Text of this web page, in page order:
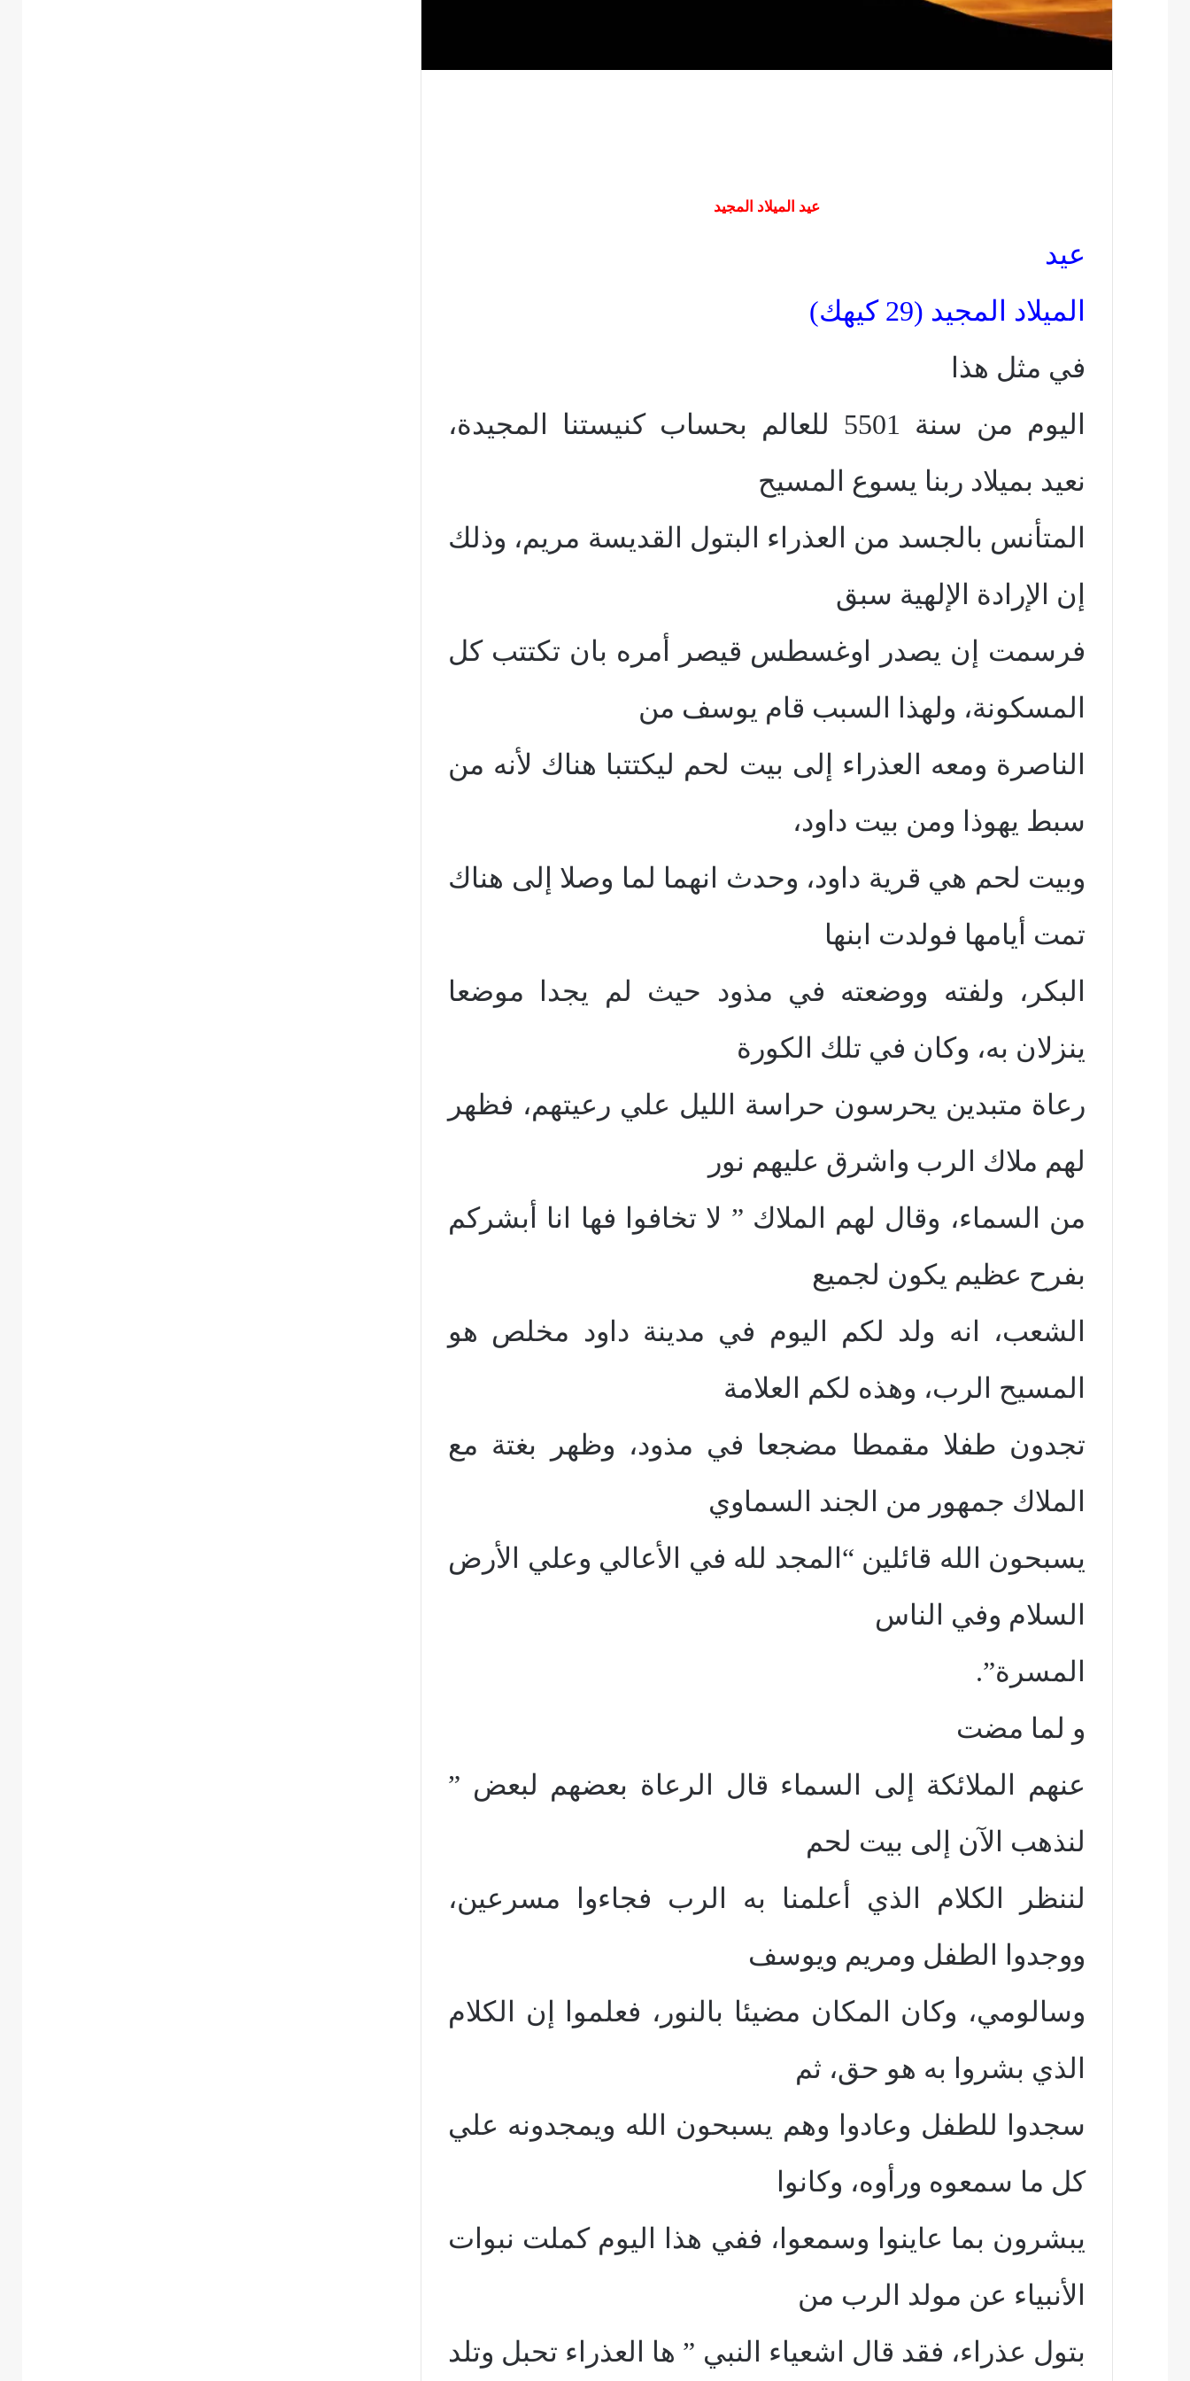
عيد الميلاد المجيد
عيد
الميلاد المجيد (29 كيهك)
في مثل هذا
اليوم من سنة 5501 للعالم بحساب كنيستنا المجيدة،
نعيد بميلاد ربنا يسوع المسيح
المتأنس بالجسد من العذراء البتول القديسة مريم، وذلك
إن الإرادة الإلهية سبق
فرسمت إن يصدر اوغسطس قيصر أمره بان تكتتب كل
المسكونة، ولهذا السبب قام يوسف من
الناصرة ومعه العذراء إلى بيت لحم ليكتتبا هناك لأنه من
سبط يهوذا ومن بيت داود،
وبيت لحم هي قرية داود، وحدث انهما لما وصلا إلى هناك
تمت أيامها فولدت ابنها
البكر، ولفته ووضعته في مذود حيث لم يجدا موضعا
ينزلان به، وكان في تلك الكورة
رعاة متبدين يحرسون حراسة الليل علي رعيتهم، فظهر
لهم ملاك الرب واشرق عليهم نور
من السماء، وقال لهم الملاك ” لا تخافوا فها انا أبشركم
بفرح عظيم يكون لجميع
الشعب، انه ولد لكم اليوم في مدينة داود مخلص هو
المسيح الرب، وهذه لكم العلامة
تجدون طفلا مقمطا مضجعا في مذود، وظهر بغتة مع
الملاك جمهور من الجند السماوي
يسبحون الله قائلين “المجد لله في الأعالي وعلي الأرض
السلام وفي الناس
المسرة”.
و لما مضت
عنهم الملائكة إلى السماء قال الرعاة بعضهم لبعض ”
لنذهب الآن إلى بيت لحم
لننظر الكلام الذي أعلمنا به الرب فجاءوا مسرعين،
ووجدوا الطفل ومريم ويوسف
وسالومي، وكان المكان مضيئا بالنور، فعلموا إن الكلام
الذي بشروا به هو حق، ثم
سجدوا للطفل وعادوا وهم يسبحون الله ويمجدونه علي
كل ما سمعوه ورأوه، وكانوا
يبشرون بما عاينوا وسمعوا، ففي هذا اليوم كملت نبوات
الأنبياء عن مولد الرب من
بتول عذراء، فقد قال اشعياء النبي ” ها العذراء تحبل وتلد